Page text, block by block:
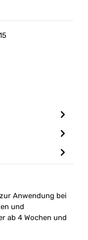
Anwendung bei
und
ab 4 Wochen und